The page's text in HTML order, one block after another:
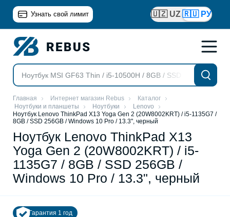
Узнать свой лимит 🇺🇿 UZ🇷🇺 РУ
Главная Интернет магазин Rebus
Каталог
Ноутбуки и планшеты
Ноутбуки
Lenovo
Ноутбук Lenovo ThinkPad X13 Yoga Gen 2 (20W8002KRT) / i5-1135G7 /
8GB / SSD 256GB / Windows 10 Pro / 13.3", черный
Ноутбук Lenovo ThinkPad X13
Yoga Gen 2 (20W8002KRT) / i5-
1135G7 / 8GB / SSD 256GB /
Windows 10 Pro / 13.3", черный
Гарантия 1 год